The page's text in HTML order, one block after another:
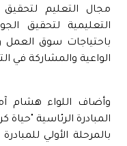
مجال التعليم لتحقيق
التعليمية لتحقيق
باحتياجات سوق
الواعية والمشاركة في
وأضاف اللواء هشام